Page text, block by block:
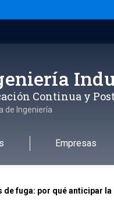
Continua y
de Ingeniería
Empresas
de fuga: por qué anticipar